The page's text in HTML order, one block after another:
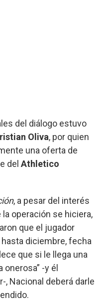
del diálogo estuvo
Oliva, por quien
una oferta de
del Athletico
, a pesar del interés
operación se hiciera,
que el jugador
diciembre, fecha
que si le llega una
-y él
Nacional deberá darle